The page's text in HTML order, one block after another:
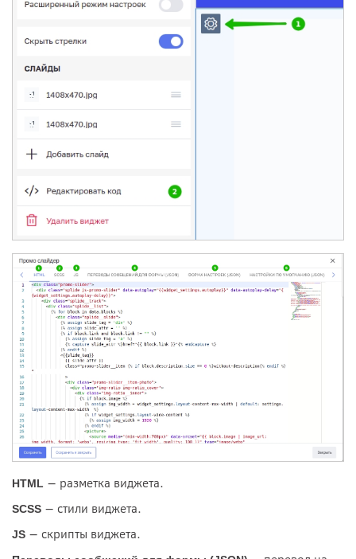
HTML — разметка виджета.
SCSS — стили виджета.
JS — скрипты виджета.